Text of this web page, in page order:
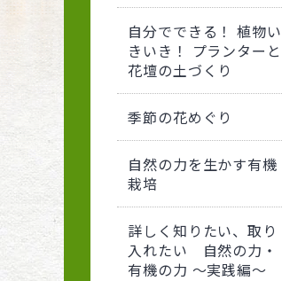
自分でできる！ 植物い
きいき！ プランターと
花壇の土づくり
季節の花めぐり
自然の力を生かす有機
栽培
詳しく知りたい、取り
入れたい 自然の力・
有機の力 〜実践編〜